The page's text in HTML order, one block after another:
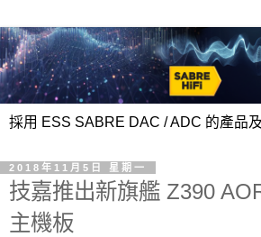
採用 ESS SABRE DAC / ADC 的產品
2018年11月5日 星期一
技嘉推出新旗艦 Z390
主機板